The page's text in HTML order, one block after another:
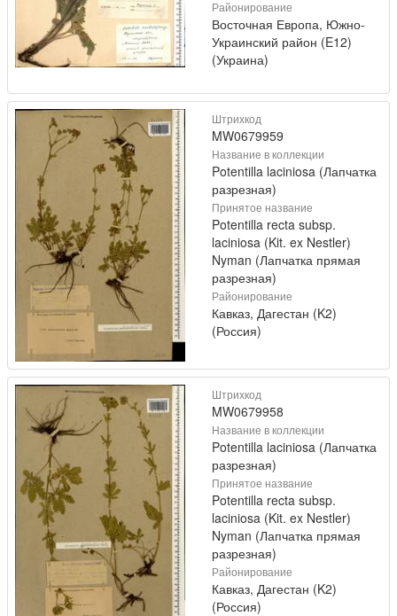
Районирование
Восточная Европа, Южно-
Украинский район (E12)
(Украина)
Штрихкод
MW0679959
Название в коллекции
Potentilla laciniosa (Лапчатка
разрезная)
Принятое название
Potentilla recta subsp.
laciniosa (Kit. ex Nestler)
Nyman (Лапчатка прямая
разрезная)
Районирование
Кавказ, Дагестан (K2)
(Россия)
Штрихкод
MW0679958
Название в коллекции
Potentilla laciniosa (Лапчатка
разрезная)
Принятое название
Potentilla recta subsp.
laciniosa (Kit. ex Nestler)
Nyman (Лапчатка прямая
разрезная)
Районирование
Кавказ, Дагестан (K2)
(Россия)